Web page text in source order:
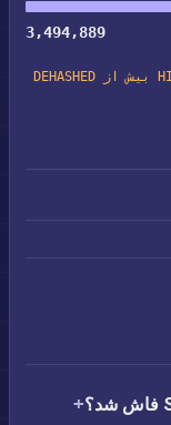
3,494,889
2,642,798 حساب که HIBP بیش از DEHASHED